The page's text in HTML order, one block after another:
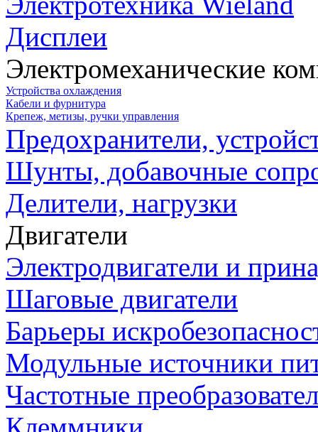
Дисплеи
Электромеханические
Устройства охлаждения
Кабели и фурнитура
Крепеж, метизы, ручки управления
Предохранители,
Шунты, добавочные
Делители, нагрузки
Двигатели
Электродвигатели и
Шаговые двигатели
Барьеры
Модульные источники
Частотные